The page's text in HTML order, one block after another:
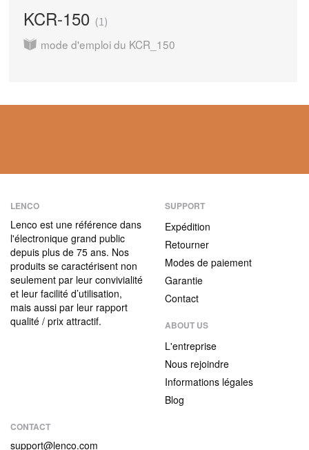
KCR-150 1
mode d'emploi du KCR_150
LENCO
Lenco est une référence dans
l'électronique grand public
depuis plus de 75 ans. Nos
produits se caractérisent non
seulement par leur convivialité
et leur facilité d’utilisation,
mais aussi par leur rapport
qualité / prix attractif.
SUPPORT
Expédition
Retourner
Modes de paiement
Garantie
Contact
ABOUT US
L'entreprise
Nous rejoindre
Informations légales
Blog
CONTACT
support@lenco.com